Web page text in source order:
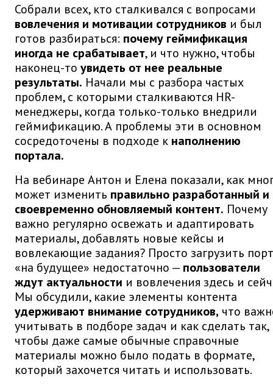
Собрали всех, кто сталкивался с вопросами
вовлечения и мотивации сотрудников и был
готов разбираться: почему геймификация
иногда не срабатывает, и что нужно, чтобы
наконец-то увидеть от нее реальные
результаты. Начали мы с разбора частых
проблем, с которыми сталкиваются HR-
менеджеры, когда только-только внедрили
геймификацию. А проблемы эти в основном
сосредоточены в подходе к наполнению
портала.
На вебинаре Антон и Елена показали, как
может изменить правильно разработанный и
своевременно обновляемый контент. Почему
важно регулярно освежать и адаптировать
материалы, добавлять новые кейсы и
вовлекающие задания? Просто загрузить
«на будущее» недостаточно — пользователи
ждут актуальности и вовлечения здесь и
Мы обсудили, какие элементы контента
удерживают внимание сотрудников, что
учитывать в подборе задач и как сделать так,
чтобы даже самые обычные справочные
материалы можно было подать в формате,
который захочется читать и использовать.